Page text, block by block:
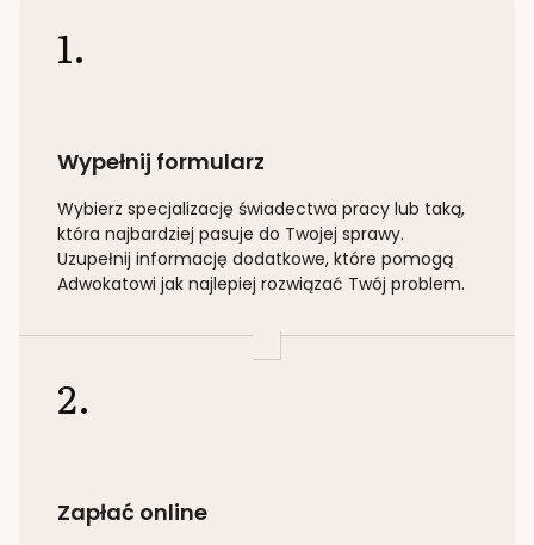
1.
Wypełnij formularz
Wybierz specjalizację świadectwa pracy lub taką,
która najbardziej pasuje do Twojej sprawy.
Uzupełnij informację dodatkowe, które pomogą
Adwokatowi jak najlepiej rozwiązać Twój problem.
2.
Zapłać online